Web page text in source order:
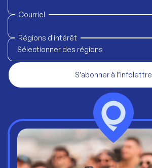
Courriel
Régions d'intérêt
Sélectionner des régions
S’abonner à l’infolettre